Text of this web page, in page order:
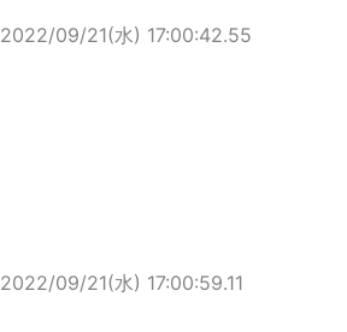
2022/09/21(水) 17:00:42.55
2022/09/21(水) 17:00:59.11